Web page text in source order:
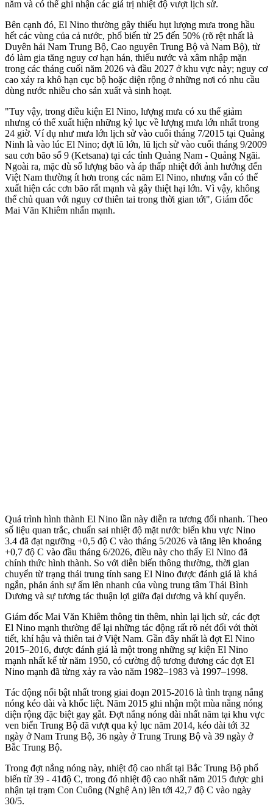
năm và có thể ghi nhận các giá trị nhiệt độ vượt lịch sử.
Bên cạnh đó, El Nino thường gây thiếu hụt lượng mưa trong hầu
hết các vùng của cả nước, phổ biến từ 25 đến 50% (rõ rệt nhất là
Duyên hải Nam Trung Bộ, Cao nguyên Trung Bộ và Nam Bộ), từ
đó làm gia tăng nguy cơ hạn hán, thiếu nước và xâm nhập mặn
trong các tháng cuối năm 2026 và đầu 2027 ở khu vực này; nguy cơ
cao xảy ra khô hạn cục bộ hoặc diện rộng ở những nơi có nhu cầu
dùng nước nhiều cho sản xuất và sinh hoạt.
"Tuy vậy, trong điều kiện El Nino, lượng mưa có xu thế giảm
nhưng có thể xuất hiện những kỷ lục về lượng mưa lớn nhất trong
24 giờ. Ví dụ như mưa lớn lịch sử vào cuối tháng 7/2015 tại Quảng
Ninh là vào lúc El Nino; đợt lũ lớn, lũ lịch sử vào cuối tháng 9/2009
sau cơn bão số 9 (Ketsana) tại các tỉnh Quảng Nam - Quảng Ngãi.
Ngoài ra, mặc dù số lượng bão và áp thấp nhiệt đới ảnh hưởng đến
Việt Nam thường ít hơn trong các năm El Nino, nhưng vẫn có thể
xuất hiện các cơn bão rất mạnh và gây thiệt hại lớn. Vì vậy, không
thể chủ quan với nguy cơ thiên tai trong thời gian tới", Giám đốc
Mai Văn Khiêm nhấn mạnh.
Quá trình hình thành El Nino lần này diễn ra tương đối nhanh. Theo
số liệu quan trắc, chuẩn sai nhiệt độ mặt nước biển khu vực Nino
3.4 đã đạt ngưỡng +0,5 độ C vào tháng 5/2026 và tăng lên khoảng
+0,7 độ C vào đầu tháng 6/2026, điều này cho thấy El Nino đã
chính thức hình thành. So với diễn biến thông thường, thời gian
chuyển từ trạng thái trung tính sang El Nino được đánh giá là khá
ngắn, phản ánh sự ấm lên nhanh của vùng trung tâm Thái Bình
Dương và sự tương tác thuận lợi giữa đại dương và khí quyển.
Giám đốc Mai Văn Khiêm thông tin thêm, nhìn lại lịch sử, các đợt
El Nino mạnh thường để lại những tác động rất rõ nét đối với thời
tiết, khí hậu và thiên tai ở Việt Nam. Gần đây nhất là đợt El Nino
2015–2016, được đánh giá là một trong những sự kiện El Nino
mạnh nhất kể từ năm 1950, có cường độ tương đương các đợt El
Nino mạnh đã từng xảy ra vào năm 1982–1983 và 1997–1998.
Tác động nổi bật nhất trong giai đoạn 2015-2016 là tình trạng nắng
nóng kéo dài và khốc liệt. Năm 2015 ghi nhận một mùa nắng nóng
diện rộng đặc biệt gay gắt. Đợt nắng nóng dài nhất năm tại khu vực
ven biển Trung Bộ đã vượt qua kỷ lục năm 2014, kéo dài tới 32
ngày ở Nam Trung Bộ, 36 ngày ở Trung Trung Bộ và 39 ngày ở
Bắc Trung Bộ.
Trong đợt nắng nóng này, nhiệt độ cao nhất tại Bắc Trung Bộ phổ
biến từ 39 - 41độ C, trong đó nhiệt độ cao nhất năm 2015 được ghi
nhận tại trạm Con Cuông (Nghệ An) lên tới 42,7 độ C vào ngày
30/5.